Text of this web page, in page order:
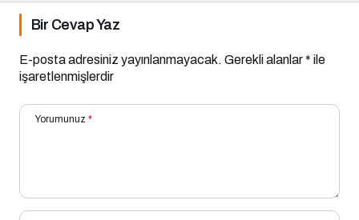
Bir Cevap Yaz
E-posta adresiniz yayınlanmayacak. Gerekli alanlar* ile
işaretlenmişlerdir
Yorumunuz *